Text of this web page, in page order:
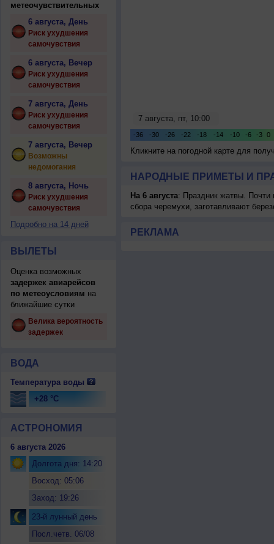
метеочувствительных
6 августа, День
Риск ухудшения
самочувствия
6 августа, Вечер
Риск ухудшения
самочувствия
7 августа, День
Риск ухудшения
самочувствия
7 августа, Вечер
Возможны
недомогания
8 августа, Ночь
Риск ухудшения
самочувствия
Подробно на 14 дней
ВЫЛЕТЫ
Оценка возможных
задержек авиарейсов
по метеоусловиям на
ближайшие сутки
Велика вероятность
задержек
ВОДА
Температура воды
+28 °C
АСТРОНОМИЯ
6 августа 2026
Долгота дня: 14:20
Восход: 05:06
Заход: 19:26
23-й лунный день
Посл.четв. 06/08
Кликните на погодной карте для
НАРОДНЫЕ ПРИМЕТЫ И
На 6 августа: Праздник жатвы. Почти
сбора черемухи, заготавливают
РЕКЛАМА